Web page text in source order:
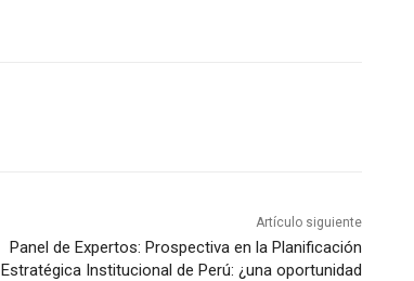
Artículo siguiente
Panel de Expertos: Prospectiva en la Planificación
Estratégica Institucional de Perú: ¿una oportunidad